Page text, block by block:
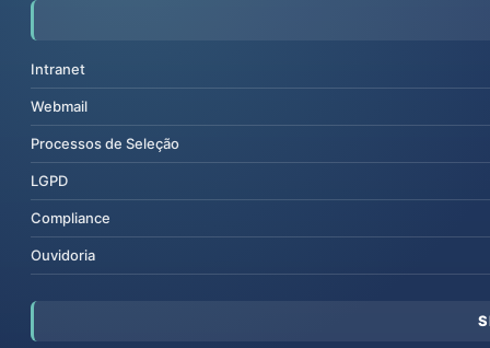
Intranet
Webmail
Processos de Seleção
LGPD
Compliance
Ouvidoria